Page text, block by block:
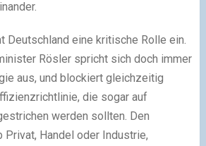
Deutschland eine kritische Rolle ein.
Rösler spricht sich doch immer
aus, und blockiert gleichzeitig
die sogar auf
werden sollten. Den
Privat, Handel oder Industrie,